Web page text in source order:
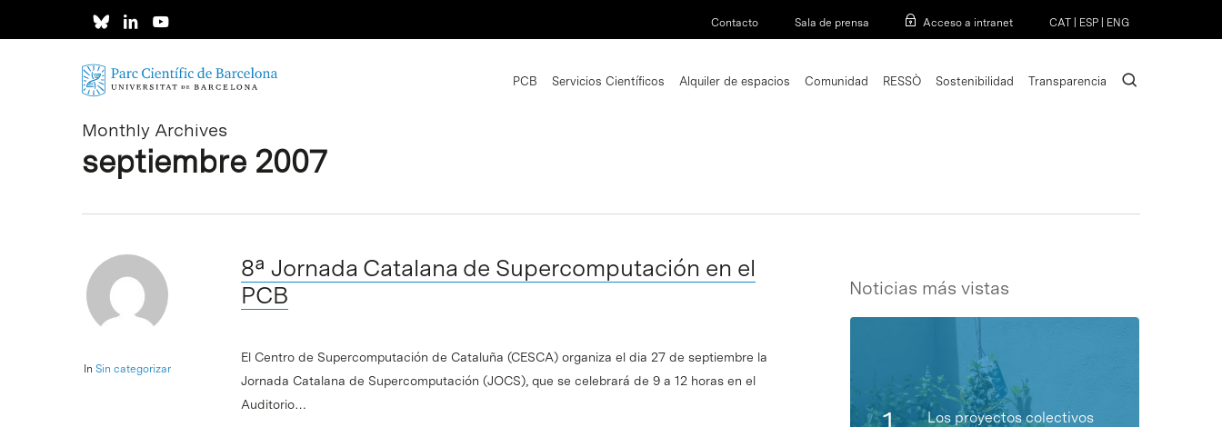
Contacto Sala de prensa Acceso a intranet CAT ESP ENG
PCB Servicios Científicos Alquiler de espacios Comunidad RESSÒ Sostenibilidad Transparencia search
Monthly Archives
septiembre 2007
In Sin categorizar
8ª Jornada Catalana de Supercomputación en el
PCB
El Centro de Supercomputación de Cataluña (CESCA) organiza el dia 27 de septiembre la
Jornada Catalana de Supercomputación (JOCS), que se celebrará de 9 a 12 horas en el
Auditorio…
Noticias más vistas
Los proyectos colectivos